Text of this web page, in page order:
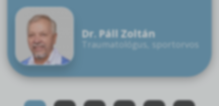
Dr. Páll Zoltán
Traumatológus, sportorvos